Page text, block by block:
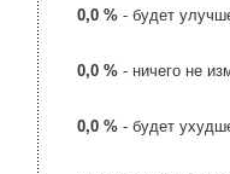
0,0 % - будет
0,0 % - ничего не
0,0 % - будет